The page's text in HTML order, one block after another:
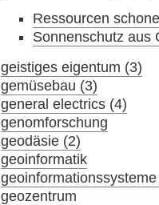
Ressourcen
Sonnenschutz aus
geistiges eigentum (3)
gemüsebau (3)
general electrics (4)
genomforschung
geodäsie (2)
geoinformatik
geozentrum